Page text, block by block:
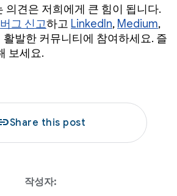
의견은 저희에게 큰 힘이 됩니다.
버그 신고하고 LinkedIn, Medium,
활발한 커뮤니티에 참여하세요. 즐
보세요.
Share this post
작성자: